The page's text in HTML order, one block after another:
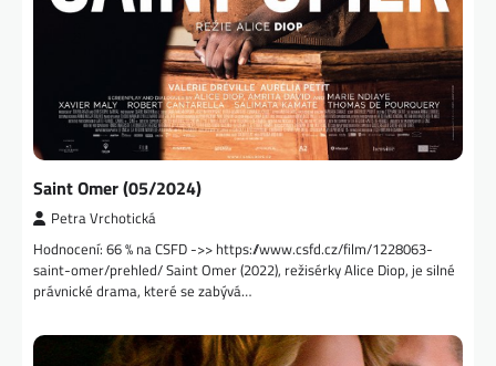
Saint Omer (05/2024)
Petra Vrchotická
Hodnocení: 66 % na CSFD ->> https://www.csfd.cz/film/1228063-
saint-omer/prehled/ Saint Omer (2022), režisérky Alice Diop, je silné
právnické drama, které se zabývá…